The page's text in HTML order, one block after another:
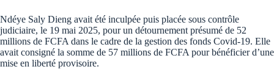
Ndéye Saly Dieng avait été inculpée puis placée sous contrôle
judiciaire, le 19 mai 2025, pour un détournement présumé de 52
millions de FCFA dans le cadre de la gestion des fonds Covid-19. Elle
avait consigné la somme de 57 millions de FCFA pour bénéficier d’une
mise en liberté provisoire.